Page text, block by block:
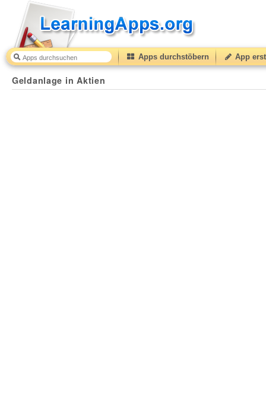
Apps durchstöbern App
Geldanlage in Aktien